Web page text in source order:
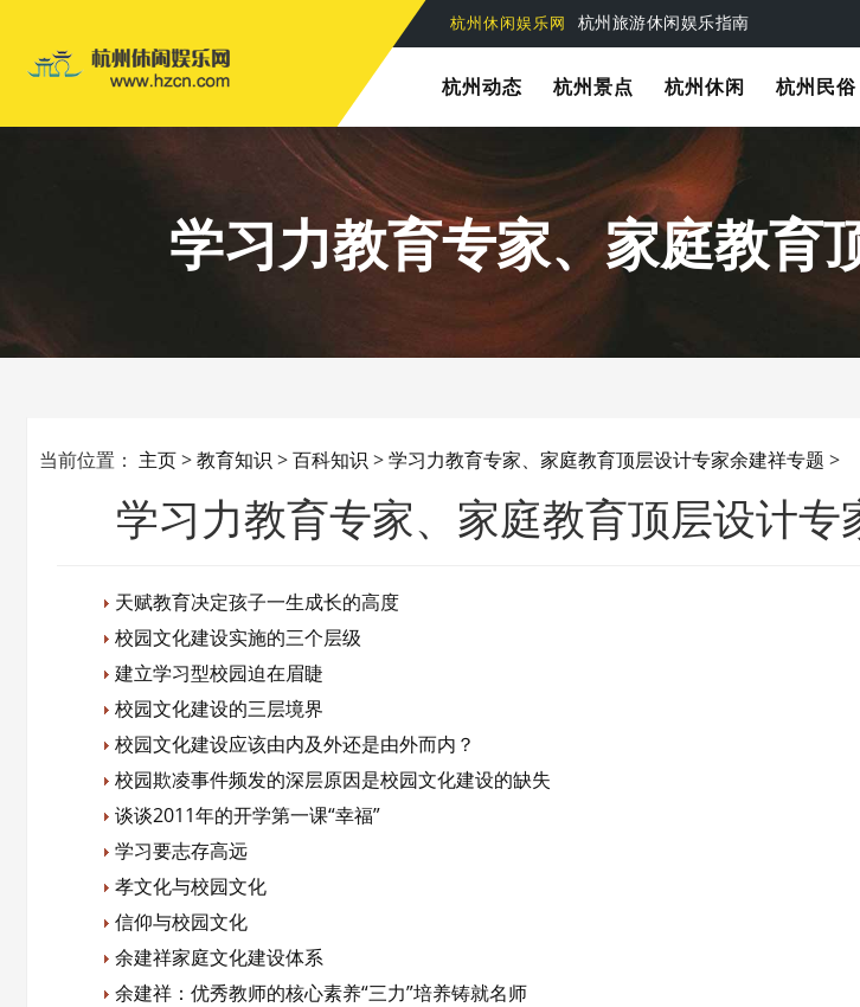
杭州休闲娱乐网 杭州夜生活指南
杭州休闲娱乐网 杭州旅游休闲娱乐指南
杭州动态 杭州景点 杭州休闲 杭州民俗
学习力教育专家、家庭教育
当前位置： 主页>教育知识 >百科知识 >学习力教育专家、家庭教育顶层设计专家余建祥专题 >
学习力教育专家、家庭教育顶层设计专
天赋教育决定孩子一生成长的高度
校园文化建设实施的三个层级
建立学习型校园迫在眉睫
校园文化建设的三层境界
校园文化建设应该由内及外还是由外而内？
校园欺凌事件频发的深层原因是校园文化建设的缺失
谈谈2011年的开学第一课“幸福”
学习要志存高远
孝文化与校园文化
信仰与校园文化
余建祥家庭文化建设体系
余建祥：优秀教师的核心素养“三力”培养铸就名师